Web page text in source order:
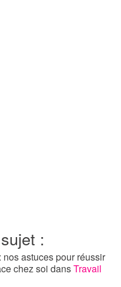
:
nos astuces pour réussir
chez soidansTravail